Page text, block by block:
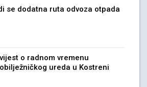
se dodatna ruta odvoza otpada
o radnom vremenu
ureda u Kostreni